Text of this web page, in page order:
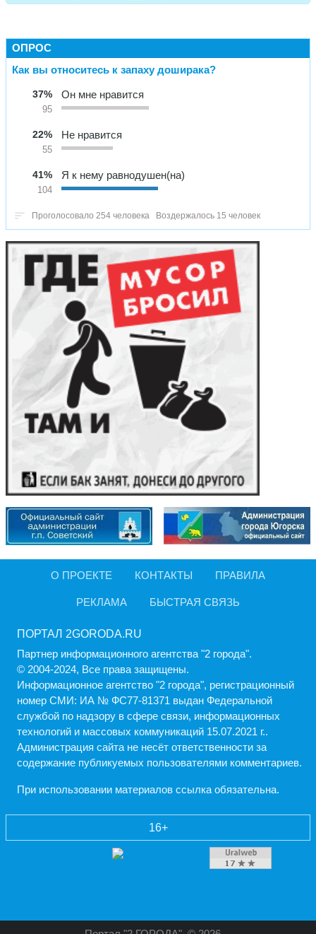
ОПРОС
Как вы относитесь к запаху доширака?
37%
95
Он мне нравится
22%
55
Не нравится
41%
104
Я к нему равнодушен(на)
Проголосовало 254 человека Воздержалось 15 человек
О ПРОЕКТЕ КОНТАКТЫ ПРАВИЛА
РЕКЛАМА БЫСТРАЯ СВЯЗЬ
ПОРТАЛ 2GORODA.RU
Партнер информационного агентства "2 города".
© 2004-2024, Все права защищены.
Информационное агентство "2 города", регистрационный
номер СМИ: ИА № ФС77-81371 выдан Федеральной
службой по надзору в сфере связи, информационных
технологий и массовых коммуникаций 15.07.2021 г..
Администрация cайта не несёт ответственности за
содержание публикуемых пользователями комментариев.
При использовании материалов ссылка обязательна.
16+